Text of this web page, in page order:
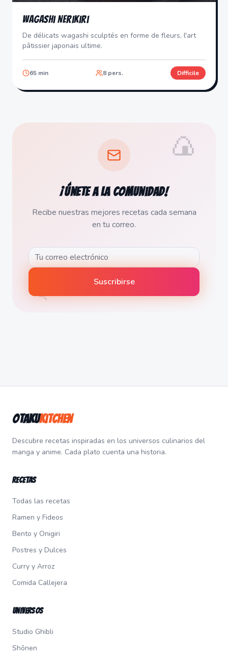
Wagashi Nerikiri
De délicats wagashi sculptés en forme de fleurs, l'art
pâtissier japonais ultime.
65 min 8 pers. Difficile
🍙
🍡
¡Únete a la comunidad!
Recibe nuestras mejores recetas cada semana
en tu correo.
Suscribirse
OtakuKitchen
Descubre recetas inspiradas en los universos culinarios del
manga y anime. Cada plato cuenta una historia.
Recetas
Todas las recetas
Ramen y Fideos
Bento y Onigiri
Postres y Dulces
Curry y Arroz
Comida Callejera
Universos
Studio Ghibli
Shōnen